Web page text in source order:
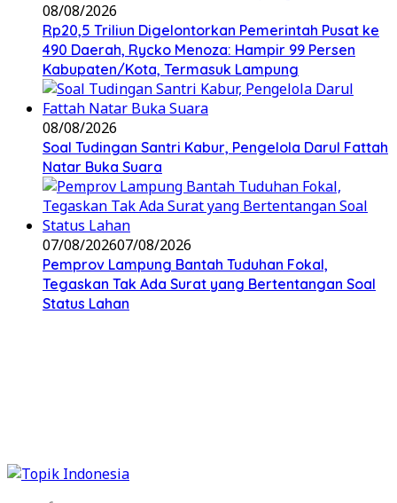
08/08/2026
Rp20,5 Triliun Digelontorkan Pemerintah Pusat ke
490 Daerah, Rycko Menoza: Hampir 99 Persen
Kabupaten/Kota, Termasuk Lampung
08/08/2026
Soal Tudingan Santri Kabur, Pengelola Darul Fattah
Natar Buka Suara
07/08/202607/08/2026
Pemprov Lampung Bantah Tuduhan Fokal,
Tegaskan Tak Ada Surat yang Bertentangan Soal
Status Lahan